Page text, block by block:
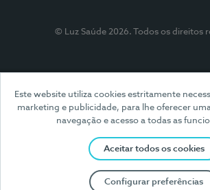
Este website utiliza cookies estritamente
marketing e publicidade, para lhe oferecer
navegação e acesso a todas as
Aceitar todos os cookies
Configurar preferências
© Luz Saúde 2026. Todos os direitos